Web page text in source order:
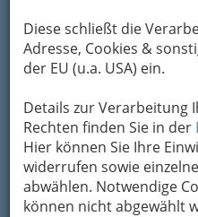
Diese schließt die
Adresse, Cookies &
der EU (u.a. USA) ein.
Details zur Verarbeitung
Rechten finden Sie in der
Hier können Sie Ihre
widerrufen sowie
abwählen. Notwendige
können nicht abgewählt
..
Ort
Next Liberty
Kaiser-Josef-Platz 10,
+43 316 8008 - 1104